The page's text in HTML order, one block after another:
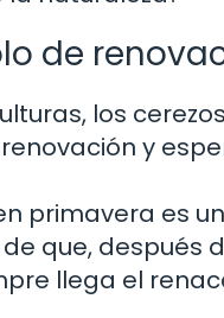
de
los
y
primavera es un
que, después
llega el